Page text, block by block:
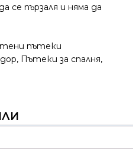
се пързаля и няма да
пътеки
, Пътеки за спалня,